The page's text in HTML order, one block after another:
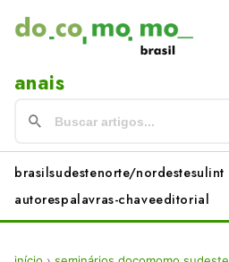
anais
brasilsudestenorte/nordestesulint
autorespalavras-chaveeditorial